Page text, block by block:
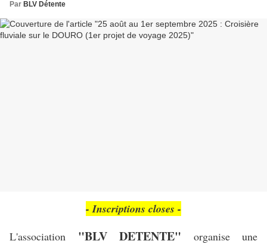
Par BLV Détente
- Inscriptions closes -
L'association "BLV DETENTE" organise une